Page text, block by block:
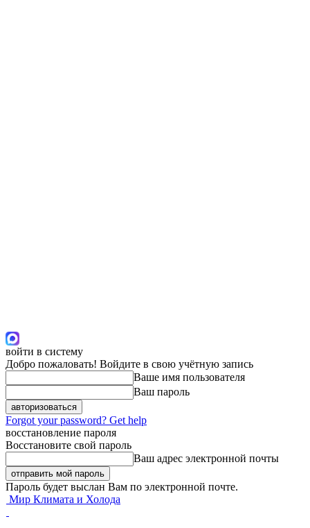
войти в систему
Добро пожаловать! Войдите в свою учётную запись
Ваше имя пользователя
Ваш пароль
Forgot your password? Get help
восстановление пароля
Восстановите свой пароль
Ваш адрес электронной почты
Пароль будет выслан Вам по электронной почте.
Мир Климата и Холода